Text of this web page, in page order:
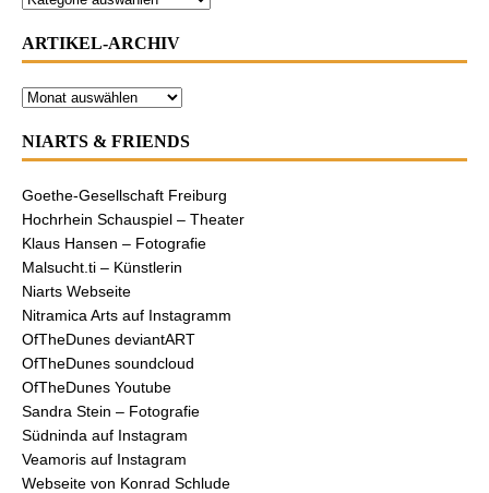
ARTIKEL-ARCHIV
NIARTS & FRIENDS
Goethe-Gesellschaft Freiburg
Hochrhein Schauspiel – Theater
Klaus Hansen – Fotografie
Malsucht.ti – Künstlerin
Niarts Webseite
Nitramica Arts auf Instagramm
OfTheDunes deviantART
OfTheDunes soundcloud
OfTheDunes Youtube
Sandra Stein – Fotografie
Südninda auf Instagram
Veamoris auf Instagram
Webseite von Konrad Schlude